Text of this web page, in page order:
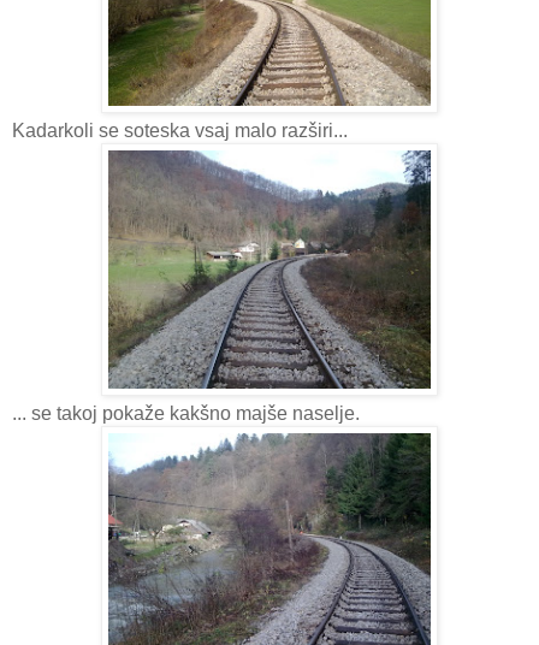
Kadarkoli se soteska vsaj malo razširi...
... se takoj pokaže kakšno majše naselje.